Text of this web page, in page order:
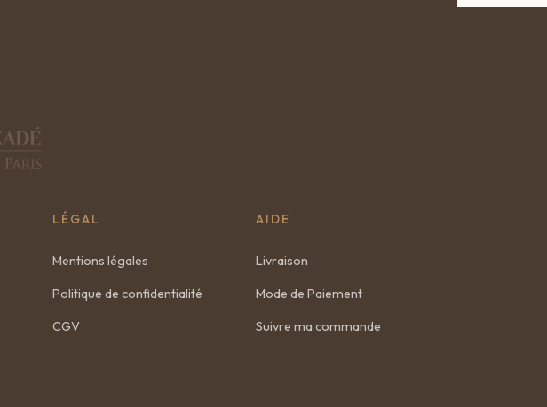
LÉGAL
Mentions légales
Politique de confidentialité
CGV
AIDE
Livraison
Mode de Paiement
Suivre ma commande